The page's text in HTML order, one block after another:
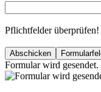
Pflichtfelder überprüfen!
Formular wird gesendet.